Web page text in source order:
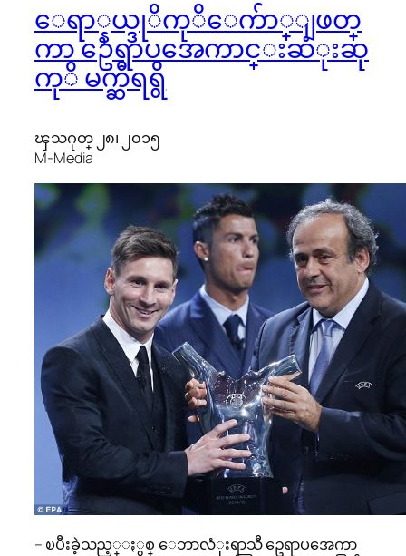
ေရာ္နယ္ဒုိကုိေက်ာ္ျဖတ္
ကာ ဥေရာပအေကာင္းဆံုးဆု
ကုိ မက္ဆီရရွိ
ၾသဂုတ္ ၂၈၊ ၂၀၁၅
M-Media
– ၿပီးခဲ့သည့္ႏွစ္ ေဘာလံုးရာသီ ဥေရာပအေကာ